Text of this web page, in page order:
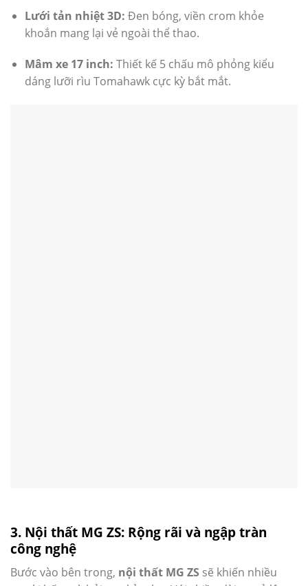
Lưới tản nhiệt 3D: Đen bóng, viền crom khỏe
khoắn mang lại vẻ ngoài thể thao.
Mâm xe 17 inch: Thiết kế 5 chấu mô phỏng kiểu
dáng lưỡi rìu Tomahawk cực kỳ bắt mắt.
3. Nội thất MG ZS: Rộng rãi và ngập tràn
công nghệ
Bước vào bên trong, nội thất MG ZS sẽ khiến nhiều